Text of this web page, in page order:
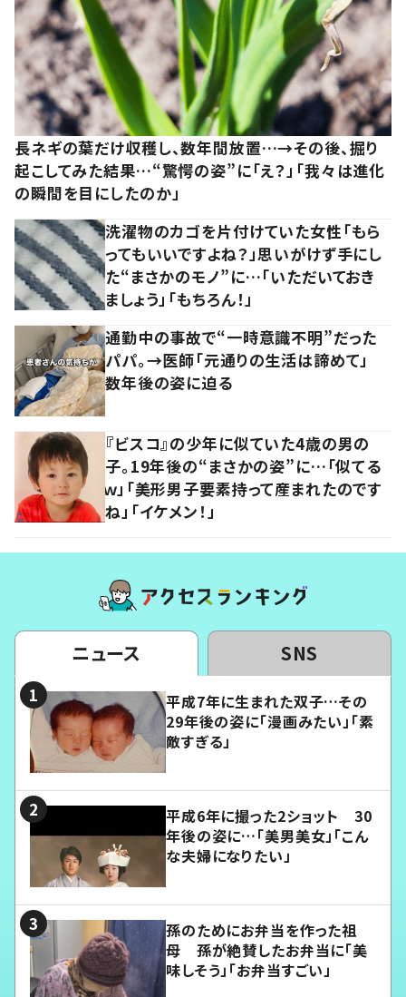
長ネギの葉だけ収穫し、数年間放置…→その後、掘り
起こしてみた結果…“驚愕の姿”に「え？」「我々は進化
の瞬間を目にしたのか」
洗濯物のカゴを片付けていた女性「もら
ってもいいですよね？」思いがけず手にし
た“まさかのモノ”に…「いただいておき
ましょう」「もちろん！」
通勤中の事故で“一時意識不明”だった
パパ。→医師「元通りの生活は諦めて」
数年後の姿に迫る
『ビスコ』の少年に似ていた4歳の男の
子。19年後の“まさかの姿”に…「似てる
ｗ」「美形男子要素持って産まれたのです
ね」「イケメン！」
ニュース SNS
平成7年に生まれた双子…その
29年後の姿に「漫画みたい」「素
敵すぎる」
平成6年に撮った2ショット 30
年後の姿に…「美男美女」「こん
な夫婦になりたい」
孫のためにお弁当を作った祖
母 孫が絶賛したお弁当に「美
味しそう」「お弁当すごい」